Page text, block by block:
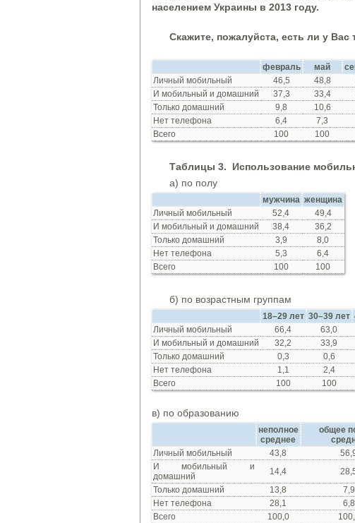
населением Украины в 2013 году.
Скажите, пожалуйста, есть ли у
февраль май
Личный мобильный
46,5 48,8
И мобильный и домашний
37,3 33,4
Только домашний
9,8 10,6
Нет телефона
6,4 7,3
Всего
100 100
Таблицы 3. Использование
а) по полу
мужчина женщина
Личный мобильный
52,4
49,4
И мобильный и домашний
38,4
36,2
Только домашний
3,9
8,0
Нет телефона
5,3
6,4
Всего
100 100
б) по возрастным группам
18–29 лет 30–39 лет
Личный мобильный
66,4 63,0
И мобильный и домашний
32,2 33,9
Только домашний
0,3 0,6
Нет телефона
1,1 2,4
Всего
100 100
в) по образованию
неполное
среднее
общее
Личный мобильный
43,8
И мобильный и
домашний
14,4
Только домашний
13,8 7,9
Нет телефона
28,1 6,8
Всего
100,0